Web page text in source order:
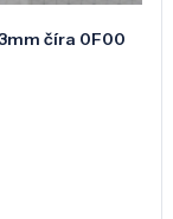
číra 0F00